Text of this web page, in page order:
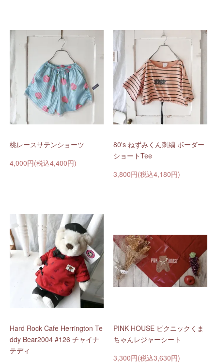
桃レースサテンショーツ
4,000円(税込4,400円)
80's ねずみくん刺繍 ボーダー
ショートTee
3,800円(税込4,180円)
Hard Rock Cafe Herrington Te
ddy Bear2004 #126 チャイナ
テディ
PINK HOUSE ピクニックくま
ちゃんレジャーシート
3,300円(税込3,630円)